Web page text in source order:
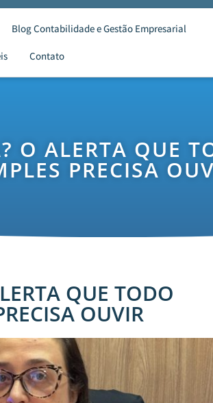
Blog Contabilidade e Gestão Empresarial
Contato
O ALERTA QUE
PRECISA
QUE TODO
OUVIR